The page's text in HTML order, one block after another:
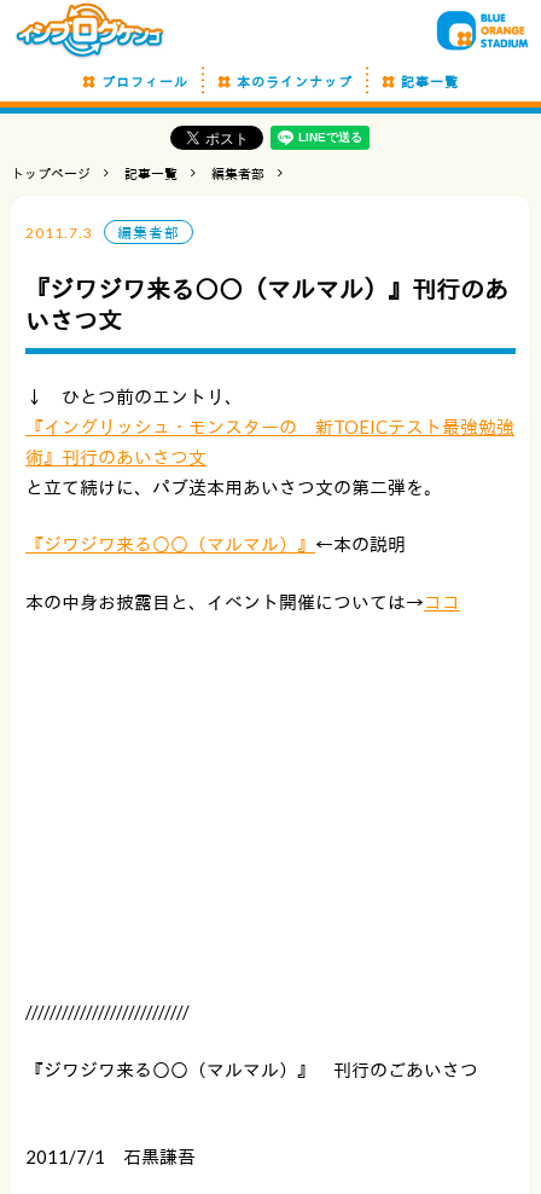
プロフィール 本のラインナップ 記事一覧
トップページ 記事一覧 編集者部
2011.7.3 編集者部
『ジワジワ来る○○（マルマル）』刊行のあ
いさつ文
↓ ひとつ前のエントリ、
『イングリッシュ・モンスターの 新TOEICテスト最強勉強
術』刊行のあいさつ文
と立て続けに、パブ送本用あいさつ文の第二弾を。
『ジワジワ来る○○（マルマル）』 ←本の説明
本の中身お披露目と、イベント開催については→ココ
///////////////////////////
『ジワジワ来る○○（マルマル）』 刊行のごあいさつ
2011/7/1 石黒謙吾